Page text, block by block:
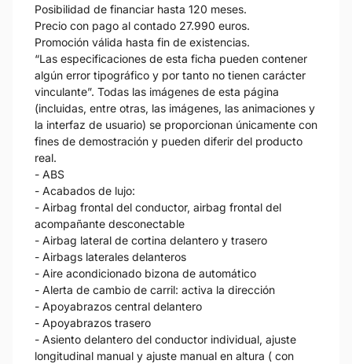
Posibilidad de financiar hasta 120 meses.
Precio con pago al contado 27.990 euros.
Promoción válida hasta fin de existencias.
“Las especificaciones de esta ficha pueden contener
algún error tipográfico y por tanto no tienen carácter
vinculante”. Todas las imágenes de esta página
(incluidas, entre otras, las imágenes, las animaciones y
la interfaz de usuario) se proporcionan únicamente con
fines de demostración y pueden diferir del producto
real.
- ABS
- Acabados de lujo:
- Airbag frontal del conductor, airbag frontal del
acompañante desconectable
- Airbag lateral de cortina delantero y trasero
- Airbags laterales delanteros
- Aire acondicionado bizona de automático
- Alerta de cambio de carril: activa la dirección
- Apoyabrazos central delantero
- Apoyabrazos trasero
- Asiento delantero del conductor individual, ajuste
longitudinal manual y ajuste manual en altura ( con